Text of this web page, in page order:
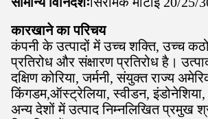
कारखाने का परिचय
कंपनी के उत्पादों में उच्च शक्ति, उच्च
प्रतिरोध और संक्षारण प्रतिरोध है।
दक्षिण कोरिया, जर्मनी, संयुक्त राज्य
किंगडम,ऑस्ट्रेलिया, स्वीडन,
अन्य देशों में उत्पाद निम्नलिखित प्रमुख